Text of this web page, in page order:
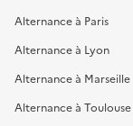
Alternance à Paris
Alternance à Lyon
Alternance à Marseille
Alternance à Toulouse